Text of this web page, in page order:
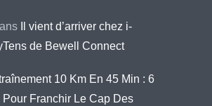
Il vient d’arriver chez i-
de Bewell Connect
10 Km En 45 Min : 6
Pour Franchir Le Cap Des